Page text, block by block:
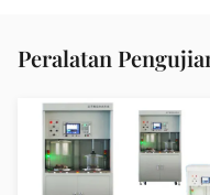
Peralatan